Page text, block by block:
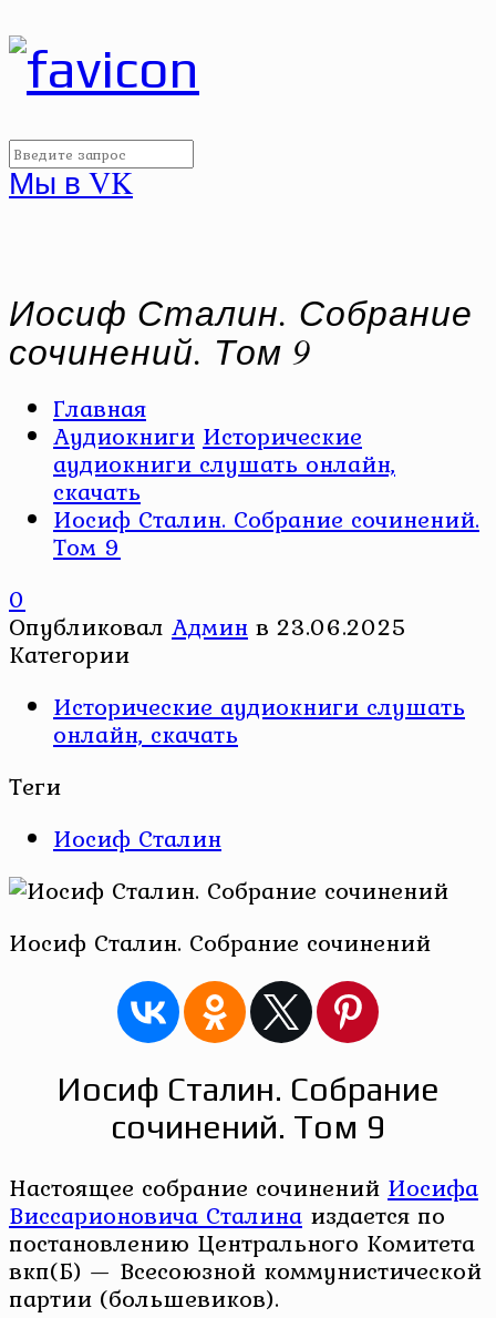
Мы в VK
Иосиф Сталин. Собрание
сочинений. Том 9
Главная
Аудиокниги Исторические
аудиокниги слушать онлайн,
скачать
Иосиф Сталин. Собрание сочинений.
Том 9
0
Опубликовал Админ в 23.06.2025
Категории
Исторические аудиокниги слушать
онлайн, скачать
Теги
Иосиф Сталин
Иосиф Сталин. Собрание сочинений
Иосиф Сталин. Собрание
сочинений. Том 9
Настоящее собрание сочинений Иосифа
Виссарионовича Сталина издается по
постановлению Центрального Комитета
вкп(Б) — Всесоюзной коммунистической
партии (большевиков).